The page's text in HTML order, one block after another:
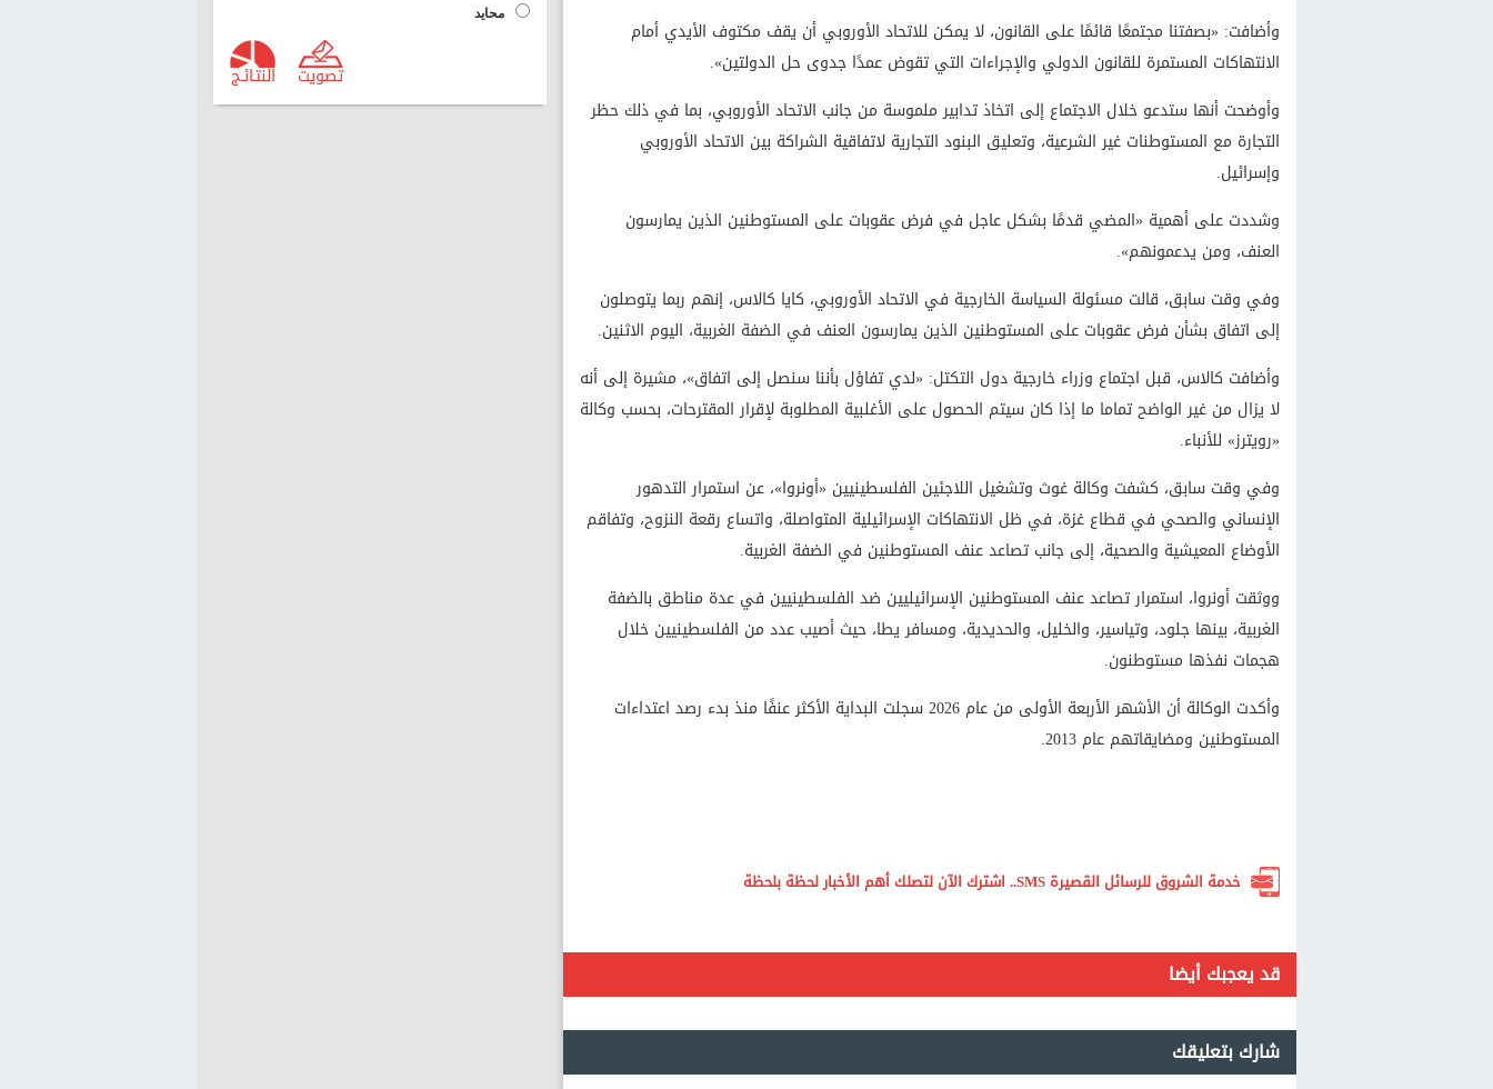
محايد
النتـائـج تصويت
وأضافت: «بصفتنا مجتمعًا قائمًا على القانون، لا يمكن للاتحاد الأوروبي أن يقف مكتوف الأيدي أمام
الانتهاكات المستمرة للقانون الدولي والإجراءات التي تقوض عمدًا جدوى حل الدولتين».
وأوضحت أنها ستدعو خلال الاجتماع إلى اتخاذ تدابير ملموسة من جانب الاتحاد الأوروبي، بما في ذلك حظر
التجارة مع المستوطنات غير الشرعية، وتعليق البنود التجارية لاتفاقية الشراكة بين الاتحاد الأوروبي
وإسرائيل.
وشددت على أهمية «المضي قدمًا بشكل عاجل في فرض عقوبات على المستوطنين الذين يمارسون
العنف، ومن يدعمونهم».
وفي وقت سابق، قالت مسئولة السياسة ‌الخارجية في الاتحاد الأوروبي، كايا كالاس، إنهم ربما يتوصلون
إلى اتفاق بشأن فرض عقوبات على المستوطنين الذين يمارسون العنف في الضفة الغربية، اليوم الاثنين.
وأضافت كالاس، قبل اجتماع وزراء خارجية دول التكتل: «لدي ‌تفاؤل بأننا سنصل إلى اتفاق»، مشيرة إلى أنه
لا يزال من غير الواضح تماما ما إذا كان سيتم الحصول على الأغلبية المطلوبة لإقرار المقترحات، بحسب وكالة
«رويترز» للأنباء.
وفي وقت سابق، كشفت وكالة غوث وتشغيل اللاجئين الفلسطينيين «أونروا»، عن استمرار التدهور
الإنساني والصحي في قطاع غزة، في ظل الانتهاكات الإسرائيلية المتواصلة، واتساع رقعة النزوح، وتفاقم
الأوضاع المعيشية والصحية، إلى جانب تصاعد عنف المستوطنين في الضفة الغربية.
ووثقت أونروا، استمرار تصاعد عنف المستوطنين الإسرائيليين ضد الفلسطينيين في عدة مناطق بالضفة
الغربية، بينها جلود، وتياسير، والخليل، والحديدية، ومسافر يطا، حيث أصيب عدد من الفلسطينيين خلال
هجمات نفذها مستوطنون.
وأكدت الوكالة أن الأشهر الأربعة الأولى من عام 2026 سجلت البداية الأكثر عنفًا منذ بدء رصد اعتداءات
المستوطنين ومضايقاتهم عام 2013.
خدمة الشروق للرسائل القصيرة SMS.. اشترك الآن لتصلك أهم الأخبار لحظة بلحظة
قد يعجبك أيضا
شارك بتعليقك